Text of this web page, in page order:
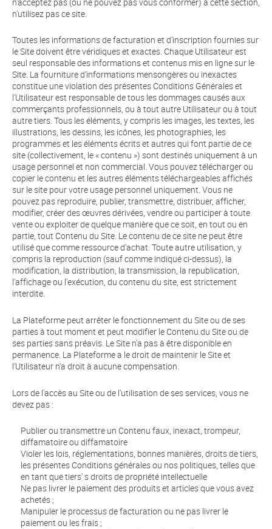
n'acceptez pas (ou ne pouvez pas vous conformer) à cette section,
n'utilisez pas ce site.
Toutes les informations de facturation et d'inscription fournies sur
le Site doivent être véridiques et exactes. Chaque Utilisateur est
seul responsable des informations et contenus mis en ligne sur le
Site. La fourniture d'informations mensongères ou inexactes
constitue une violation des présentes Conditions Générales et
l'Utilisateur est responsable de tous les dommages causés aux
commerçants professionnels, ou à tout autre Utilisateur ou à tout
autre tiers. Tous les éléments, y compris les images, les textes, les
illustrations, les dessins, les icônes, les photographies, les
programmes et les éléments écrits et autres qui font partie de ce
site (collectivement, le « contenu ») sont destinés uniquement à un
usage personnel et non commercial. Vous pouvez télécharger ou
copier le contenu et les autres éléments téléchargeables affichés
sur le site pour votre usage personnel uniquement. Vous ne
pouvez pas reproduire, publier, transmettre, distribuer, afficher,
modifier, créer des œuvres dérivées, vendre ou participer à toute
vente ou exploiter de quelque manière que ce soit, en tout ou en
partie, tout Contenu du Site. Le contenu de ce site ne peut être
utilisé que comme ressource d'achat. Toute autre utilisation, y
compris la reproduction (sauf comme indiqué ci-dessus), la
modification, la distribution, la transmission, la republication,
l'affichage ou l'exécution, du contenu du site, est strictement
interdite.
La Plateforme peut arrêter le fonctionnement du Site ou de ses
parties à tout moment et peut modifier le Contenu du Site ou de
ses parties sans préavis. Le Site n'a pas à être disponible en
permanence. La Plateforme a le droit de maintenir le Site et
l'Utilisateur n'a droit à aucune compensation.
Lors de l'accès au Site ou de l'utilisation de ses services, vous ne
devez pas :
Publier ou transmettre un Contenu faux, inexact, trompeur,
diffamatoire ou diffamatoire
Violer les lois, réglementations, bonnes manières, droits de tiers,
les présentes Conditions générales ou nos politiques, telles que
en tant que tiers' s droits de propriété intellectuelle
Ne pas livrer le paiement des produits et articles que vous avez
achetés ;
Manipuler le processus de facturation ou ne pas livrer le
paiement ou les frais ;